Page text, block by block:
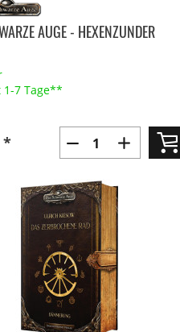
AUGE - HEXENZUNDER
1-7 Tage**
*